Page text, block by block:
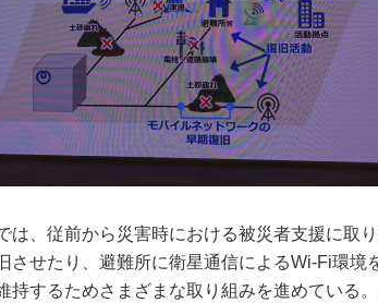
、従前から災害時における被災者支援に取り
させたり、避難所に衛星通信によるWi-Fi環境
持するためさまざまな取り組みを進めている